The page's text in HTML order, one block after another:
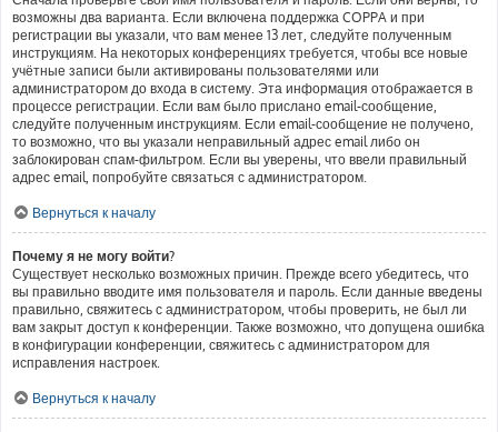
возможны два варианта. Если включена поддержка COPPA и при
регистрации вы указали, что вам менее 13 лет, следуйте полученным
инструкциям. На некоторых конференциях требуется, чтобы все новые
учётные записи были активированы пользователями или
администратором до входа в систему. Эта информация отображается в
процессе регистрации. Если вам было прислано email-сообщение,
следуйте полученным инструкциям. Если email-сообщение не получено,
то возможно, что вы указали неправильный адрес email либо он
заблокирован спам-фильтром. Если вы уверены, что ввели правильный
адрес email, попробуйте связаться с администратором.
Вернуться к началу
Почему я не могу войти?
Существует несколько возможных причин. Прежде всего убедитесь, что
вы правильно вводите имя пользователя и пароль. Если данные введены
правильно, свяжитесь с администратором, чтобы проверить, не был ли
вам закрыт доступ к конференции. Также возможно, что допущена ошибка
в конфигурации конференции, свяжитесь с администратором для
исправления настроек.
Вернуться к началу